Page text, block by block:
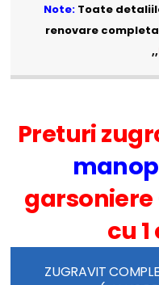
Note: Toate
renovare
,,
Preturi
garsoniere
cu
ZUGRAVIT